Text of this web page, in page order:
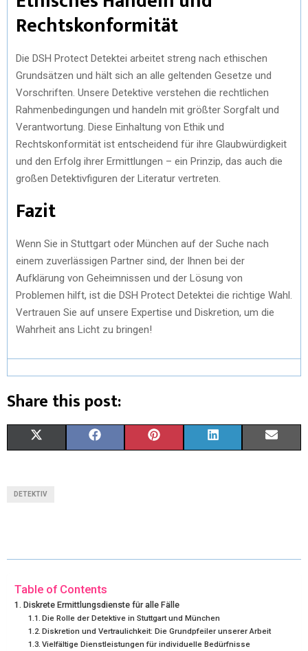
Rechtskonformität
Die DSH Protect Detektei arbeitet streng nach ethischen
Grundsätzen und hält sich an alle geltenden Gesetze und
Vorschriften. Unsere Detektive verstehen die rechtlichen
Rahmenbedingungen und handeln mit größter Sorgfalt und
Verantwortung. Diese Einhaltung von Ethik und
Rechtskonformität ist entscheidend für ihre Glaubwürdigkeit
und den Erfolg ihrer Ermittlungen – ein Prinzip, das auch die
großen Detektivfiguren der Literatur vertreten.
Fazit
Wenn Sie in Stuttgart oder München auf der Suche nach
einem zuverlässigen Partner sind, der Ihnen bei der
Aufklärung von Geheimnissen und der Lösung von
Problemen hilft, ist die DSH Protect Detektei die richtige Wahl.
Vertrauen Sie auf unsere Expertise und Diskretion, um die
Wahrheit ans Licht zu bringen!
Share this post:
T
T
E
R
O
K
R
S
T
D
DETEKTIV
Table of Contents
Diskrete Ermittlungsdienste für alle Fälle
Die Rolle der Detektive in Stuttgart und München
Diskretion und Vertraulichkeit: Die Grundpfeiler unserer Arbeit
Vielfältige Dienstleistungen für individuelle Bedürfnisse